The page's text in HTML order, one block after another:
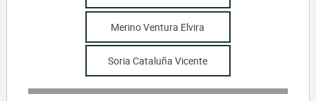
Merino Ventura Elvira
Soria Cataluña Vicente